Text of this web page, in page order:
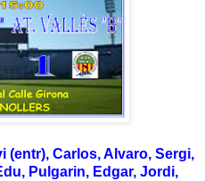
(entr), Carlos, Alvaro, Sergi,
Pulgarin, Edgar, Jordi,